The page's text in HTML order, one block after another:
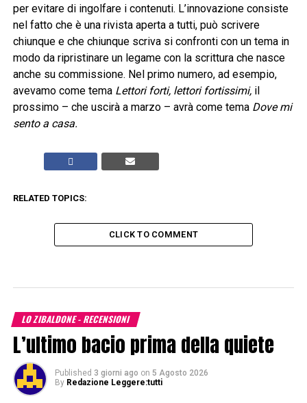
per evitare di ingolfare i contenuti. L’innovazione consiste
nel fatto che è una rivista aperta a tutti, può scrivere
chiunque e che chiunque scriva si confronti con un tema in
modo da ripristinare un legame con la scrittura che nasce
anche su commissione. Nel primo numero, ad esempio,
avevamo come tema Lettori forti, lettori fortissimi, il
prossimo – che uscirà a marzo – avrà come tema Dove mi
sento a casa.
RELATED TOPICS:
CLICK TO COMMENT
LO ZIBALDONE - RECENSIONI
L’ultimo bacio prima della quiete
Published 3 giorni ago on 5 Agosto 2026
By Redazione Leggere:tutti